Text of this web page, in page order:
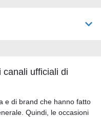
canali ufficiali di
e di brand che hanno fatto
Quindi, le occasioni